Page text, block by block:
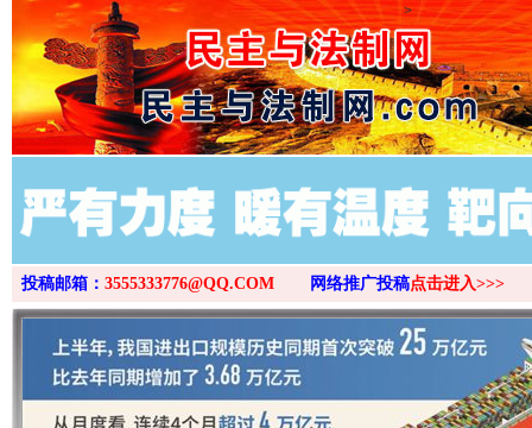
>
投稿邮箱： 3555333776@QQ.COM 网络推广投稿点击进入>>>